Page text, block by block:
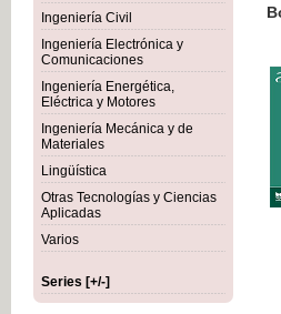
Ingeniería Civil
Ingeniería Electrónica y
Comunicaciones
Ingeniería Energética,
Eléctrica y Motores
Ingeniería Mecánica y de
Materiales
Lingüística
Otras Tecnologías y Ciencias
Aplicadas
Varios
Series [+/-]